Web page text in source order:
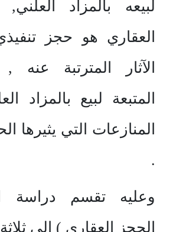
لبيعه بالمزاد
العقاري هو حجز
الآثار المترتبة عنه ,
المتبعة لبيع بالمزاد
المنازعات التي يثيرها
.
وعليه تقسم دراسة
الحجز العقاري ) إلى